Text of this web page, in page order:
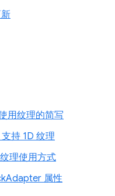
用纹理的简写
持 1D 纹理
理使用方式
属性